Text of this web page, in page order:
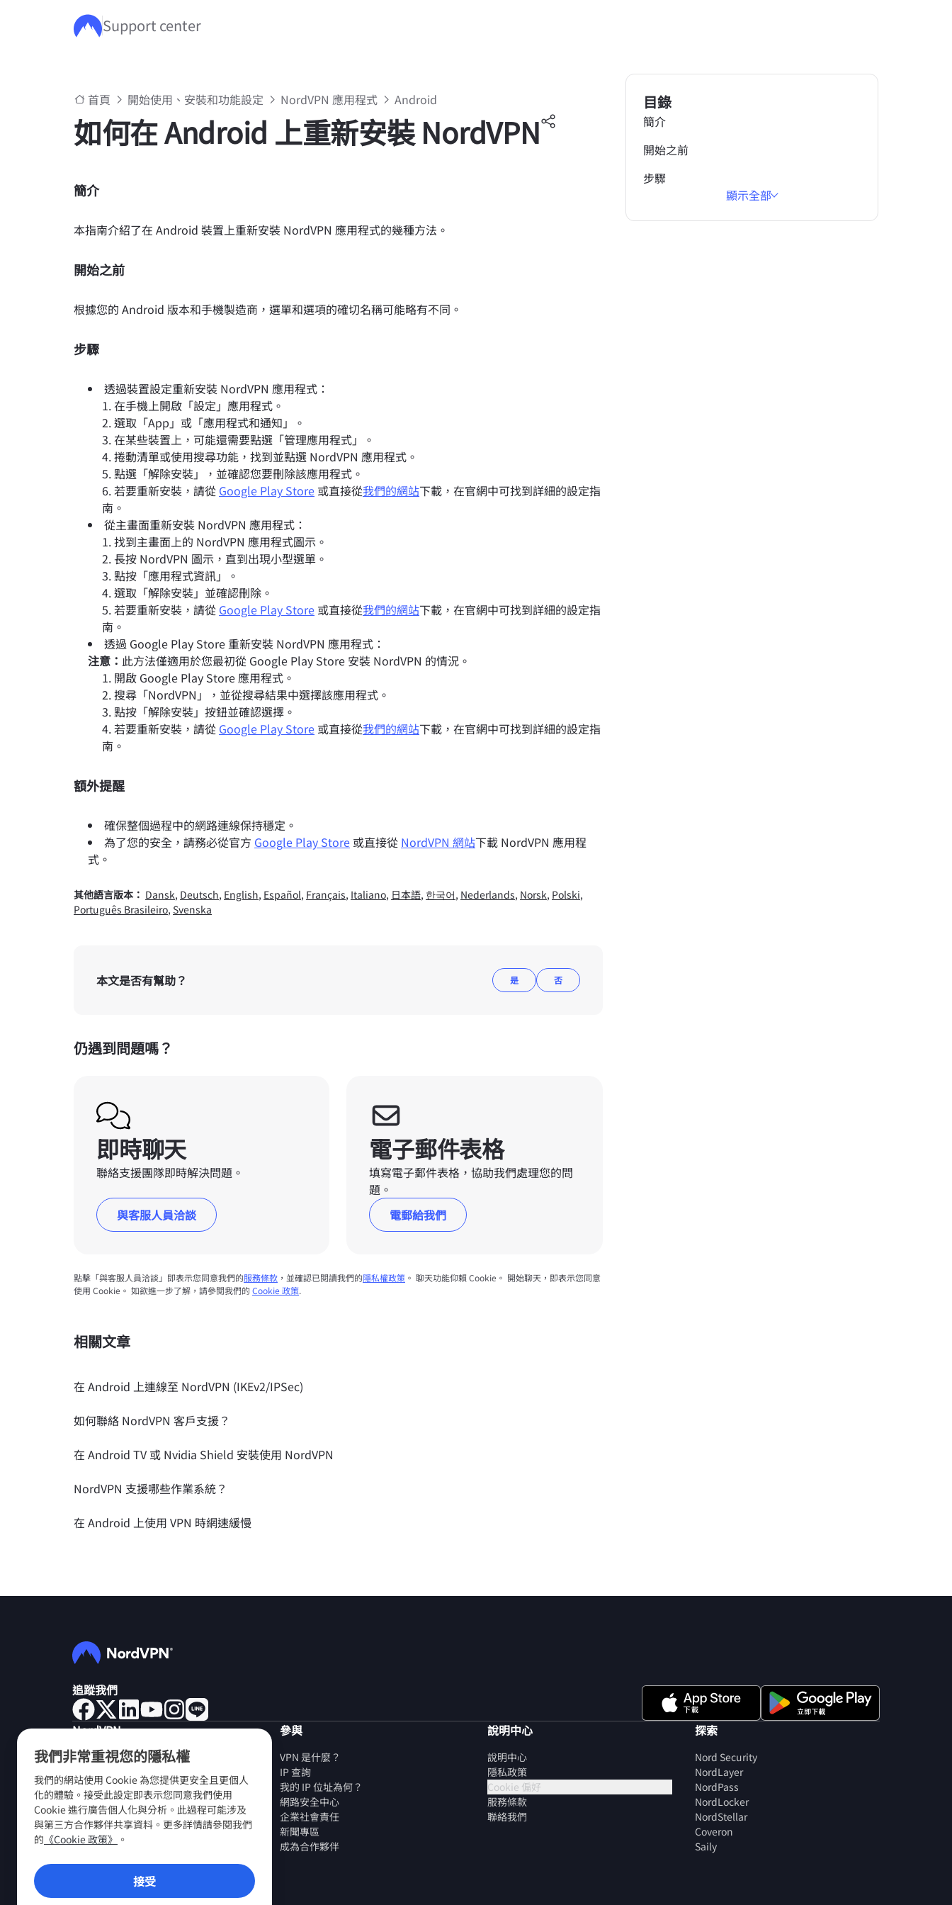
我們非常重視您的隱私權
我們的網站使用 Cookie 為您提供更安全且更個人
化的體驗。接受此設定即表示您同意我們使用
Cookie 進行廣告個人化與分析。此過程可能涉及
與第三方合作夥伴共享資料。更多詳情請參閱我們
的 《Cookie 政策》 。
接受
跳至主要內容
Support center
首頁 開始使用、安裝和功能設定 NordVPN 應用程式 Android
如何在 Android 上重新安裝 NordVPN
簡介
本指南介紹了在 Android 裝置上重新安裝 NordVPN 應用程式的幾種方法。
開始之前
根據您的 Android 版本和手機製造商，選單和選項的確切名稱可能略有不同。
步驟
透過裝置設定重新安裝 NordVPN 應用程式：
在手機上開啟「設定」應用程式。
選取「App」或「應用程式和通知」。
在某些裝置上，可能還需要點選「管理應用程式」。
捲動清單或使用搜尋功能，找到並點選 NordVPN 應用程式。
點選「解除安裝」，並確認您要刪除該應用程式。
若要重新安裝，請從 Google Play Store 或直接從我們的網站下載，在官網中可找到詳細的設定指
南。
從主畫面重新安裝 NordVPN 應用程式：
找到主畫面上的 NordVPN 應用程式圖示。
長按 NordVPN 圖示，直到出現小型選單。
點按「應用程式資訊」。
選取「解除安裝」並確認刪除。
若要重新安裝，請從 Google Play Store 或直接從我們的網站下載，在官網中可找到詳細的設定指
南。
透過 Google Play Store 重新安裝 NordVPN 應用程式：
注意： 此方法僅適用於您最初從 Google Play Store 安裝 NordVPN 的情況。
開啟 Google Play Store 應用程式。
搜尋「NordVPN」，並從搜尋結果中選擇該應用程式。
點按「解除安裝」按鈕並確認選擇。
若要重新安裝，請從 Google Play Store 或直接從我們的網站下載，在官網中可找到詳細的設定指
南。
額外提醒
確保整個過程中的網路連線保持穩定。
為了您的安全，請務必從官方 Google Play Store 或直接從 NordVPN 網站下載 NordVPN 應用程
式。
其他語言版本： Dansk, Deutsch, English, Español, Français, Italiano, 日本語, 한국어, Nederlands, Norsk, Polski,
Português Brasileiro, Svenska
本文是否有幫助？ 是 否
仍遇到問題嗎？
即時聊天
聯絡支援團隊即時解決問題。
與客服人員洽談
電子郵件表格
填寫電子郵件表格，協助我們處理您的問
題。
電郵給我們
點擊「與客服人員洽談」即表示您同意我們的服務條款 ，並確認已閱讀我們的隱私權政策 。 聊天功能仰賴 Cookie。 開始聊天，即表示您同意
使用 Cookie。 如欲進一步了解，請參閱我們的 Cookie 政策.
相關文章
在 Android 上連線至 NordVPN (IKEv2/IPSec)
如何聯絡 NordVPN 客戶支援？
在 Android TV 或 Nvidia Shield 安裝使用 NordVPN
NordVPN 支援哪些作業系統？
在 Android 上使用 VPN 時網速緩慢
目錄
簡介
開始之前
步驟
顯示全部
追蹤我們
NordVPN
關於我們
工作機會
免費試用 VPN
VPN 路由器
評價
學生和員工折扣
在哪裏購買？
推薦好友
參與
VPN 是什麼？
IP 查詢
我的 IP 位址為何？
網路安全中心
企業社會責任
新聞專區
成為合作夥伴
說明中心
說明中心
隱私政策
Cookie 偏好
服務條款
聯絡我們
探索
Nord Security
NordLayer
NordPass
NordLocker
NordStellar
Coveron
Saily
VPN 應用程式